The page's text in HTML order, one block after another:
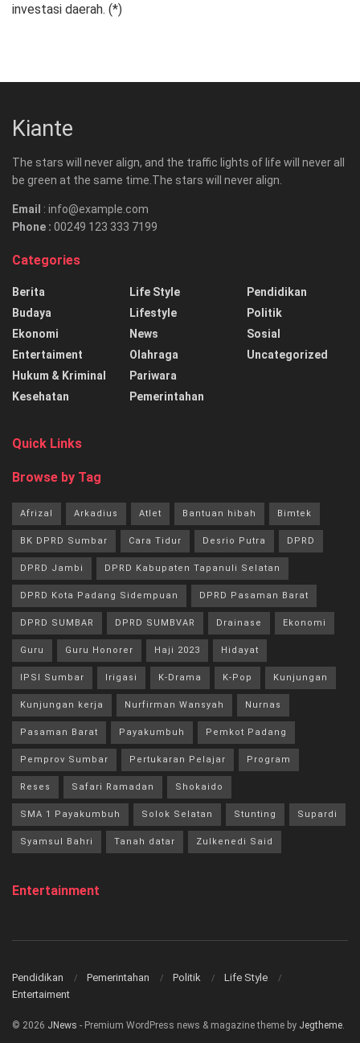
investasi daerah. (*)
Kiante
The stars will never align, and the traffic lights of life will never all
be green at the same time.The stars will never align.
Email : info@example.com
Phone : 00249 123 333 7199
Categories
Berita
Budaya
Ekonomi
Entertaiment
Hukum & Kriminal
Kesehatan
Life Style
Lifestyle
News
Olahraga
Pariwara
Pemerintahan
Pendidikan
Politik
Sosial
Uncategorized
Quick Links
Browse by Tag
Afrizal Arkadius Atlet Bantuan hibah Bimtek
BK DPRD Sumbar Cara Tidur Desrio Putra DPRD
DPRD Jambi DPRD Kabupaten Tapanuli Selatan
DPRD Kota Padang Sidempuan DPRD Pasaman Barat
DPRD SUMBAR DPRD SUMBVAR Drainase Ekonomi
Guru Guru Honorer Haji 2023 Hidayat
IPSI Sumbar Irigasi K-Drama K-Pop Kunjungan
Kunjungan kerja Nurfirman Wansyah Nurnas
Pasaman Barat Payakumbuh Pemkot Padang
Pemprov Sumbar Pertukaran Pelajar Program
Reses Safari Ramadan Shokaido
SMA 1 Payakumbuh Solok Selatan Stunting Supardi
Syamsul Bahri Tanah datar Zulkenedi Said
Entertainment
Pendidikan Pemerintahan Politik
Life Style
Entertaiment
© 2026 JNews - Premium WordPress news & magazine theme by Jegtheme.